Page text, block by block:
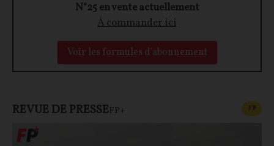
N°25 en vente actuellement
À commander ici
Voir les formules d'abonnement
REVUE DE PRESSEFP+ FP